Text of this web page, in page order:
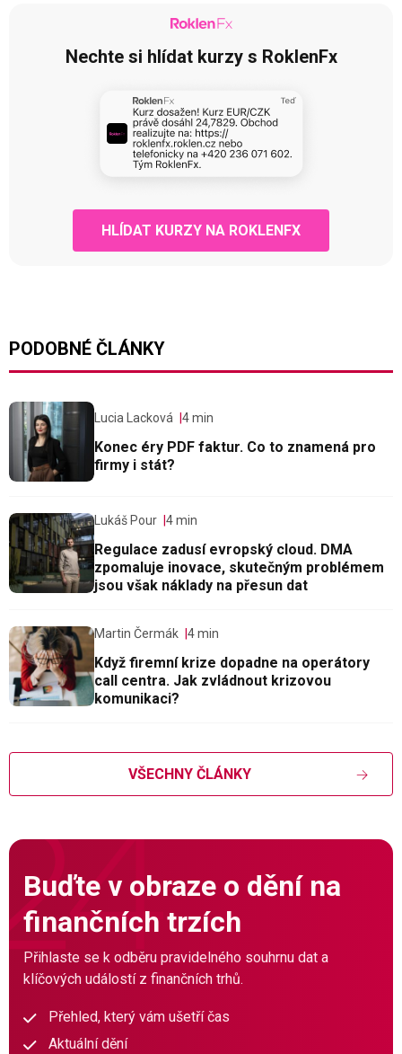
Nechte si hlídat kurzy s RoklenFx
HLÍDAT KURZY NA ROKLENFX
PODOBNÉ ČLÁNKY
Lucia Lacková 4 min
Konec éry PDF faktur. Co to znamená pro
firmy i stát?
Lukáš Pour 4 min
Regulace zadusí evropský cloud. DMA
zpomaluje inovace, skutečným problémem
jsou však náklady na přesun dat
Martin Čermák 4 min
Když firemní krize dopadne na operátory
call centra. Jak zvládnout krizovou
komunikaci?
VŠECHNY ČLÁNKY
Buďte v obraze o dění na
finančních trzích
Přihlaste se k odběru pravidelného souhrnu dat a
klíčových událostí z finančních trhů.
Přehled, který vám ušetří čas
Aktuální dění